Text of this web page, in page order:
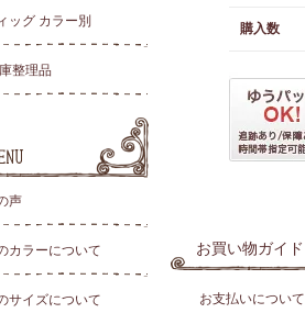
ッグ カラー別
整理品
声
カラーについて
サイズについて
購入数
お買い物ガイド
お支払いについて